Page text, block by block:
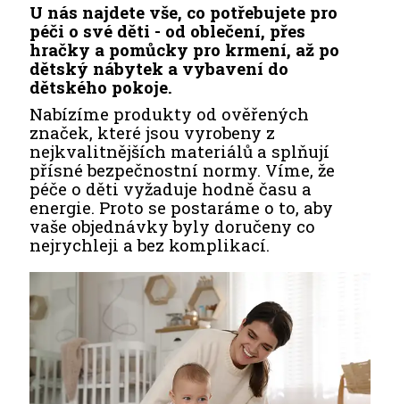
U nás najdete vše, co potřebujete pro
péči o své děti - od oblečení, přes
hračky a pomůcky pro krmení, až po
dětský nábytek a vybavení do
dětského pokoje.
Nabízíme produkty od ověřených
značek, které jsou vyrobeny z
nejkvalitnějších materiálů a splňují
přísné bezpečnostní normy. Víme, že
péče o děti vyžaduje hodně času a
energie. Proto se postaráme o to, aby
vaše objednávky byly doručeny co
nejrychleji a bez komplikací.